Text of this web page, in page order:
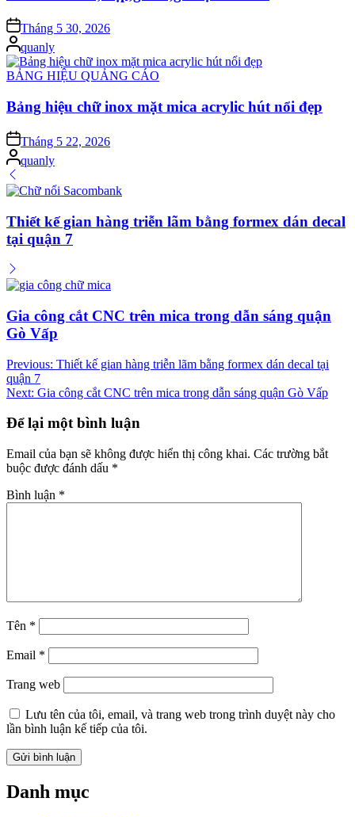
onTháng 5 30, 2026
Posted
by
quanly
Posted
BẢNG HIỆU QUẢNG CÁO
Bảng hiệu chữ inox mặt mica acrylic hút nổi đẹp
onTháng 5 22, 2026
Posted
by
quanly
Thiết kế gian hàng triễn lãm bằng formex dán decal
tại quận 7
Gia công cắt CNC trên mica trong dẫn sáng quận
Gò Vấp
Điều
hướng
viết
Previous: Thiết kế gian hàng triễn lãm bằng formex dán decal tại
quận 7
Next: Gia công cắt CNC trên mica trong dẫn sáng quận Gò Vấp
Để lại một bình luận
Email của bạn sẽ không được hiển thị công khai. Các trường bắt
buộc được đánh dấu *
Bình luận *
Tên *
Email *
Trang web
Lưu tên của tôi, email, và trang web trong trình duyệt này cho
lần bình luận kế tiếp của tôi.
Danh mục